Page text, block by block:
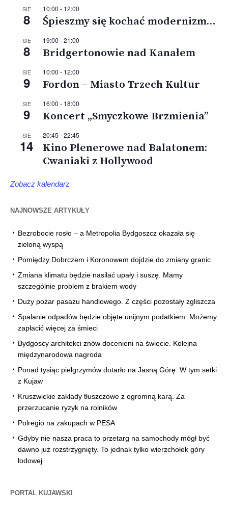
SIE
8
10:00 - 12:00
Śpieszmy się kochać modernizm…
SIE
8
19:00 -21:00
Bridgertonowie nad Kanałem
SIE
9
10:00 - 12:00
Fordon – Miasto Trzech Kultur
SIE
9
16:00 - 18:00
Koncert „Smyczkowe Brzmienia”
SIE
14
20:45 -22:45
Kino Plenerowe nad Balatonem:
Cwaniaki z Hollywood
Zobacz kalendarz
NAJNOWSZE ARTYKUŁY
Bezrobocie rosło – a Metropolia Bydgoszcz okazała się
zieloną wyspą
Pomiędzy Dobrczem i Koronowem dojdzie do zmiany granic
Zmiana klimatu będzie nasilać upały i suszę. Mamy
szczególnie problem z brakiem wody
Duży pożar pasażu handlowego. Z części pozostały zgliszcza
Spalanie odpadów będzie objęte unijnym podatkiem. Możemy
zapłacić więcej za śmieci
Bydgoscy architekci znów docenieni na świecie. Kolejna
międzynarodowa nagroda
Ponad tysiąc pielgrzymów dotarło na Jasną Górę. W tym setki
z Kujaw
Kruszwickie zakłady tłuszczowe z ogromną karą. Za
przerzucanie ryzyk na rolników
Polregio na zakupach w PESA
Gdyby nie nasza praca to przetarg na samochody mógł być
dawno już rozstrzygnięty. To jednak tylko wierzchołek góry
lodowej
PORTAL KUJAWSKI